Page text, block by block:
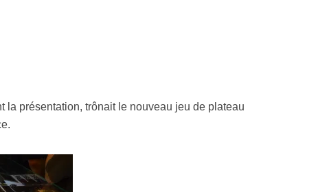
la présentation, trônait le nouveau jeu de plateau